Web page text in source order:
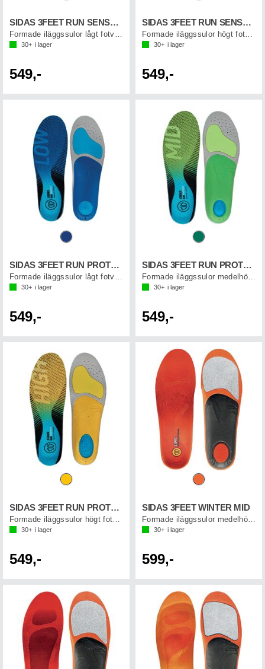
SIDAS 3FEET RUN SENSE LOW
Formade iläggssulor lågt fotvalv
30+ i lager
549,-
SIDAS 3FEET RUN SENSE HIGH
Formade iläggssulor högt fotvalv
30+ i lager
549,-
SIDAS 3FEET RUN PROTECT LOW
30+ i lager
549,-
SIDAS 3FEET RUN PROTECT MID
Formade iläggssulor medelhögt fotvalv
30+ i lager
549,-
SIDAS 3FEET RUN PROTECT HIGH
30+ i lager
549,-
SIDAS 3FEET WINTER MID
Formade iläggssulor medelhögt fotvalv
30+ i lager
599,-